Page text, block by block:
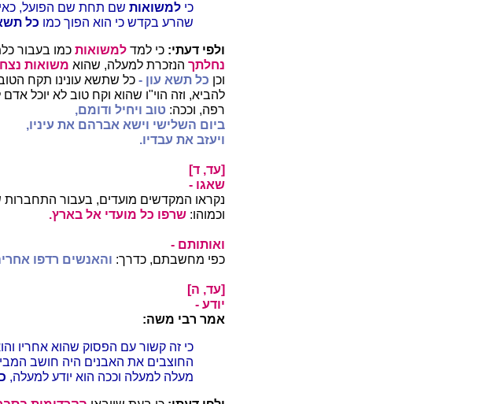
כי למשואות שם תחת שם הפועל,
שהרע בקדש כי הוא הפוך כמו כל
ולפי דעתי: כי למד למשואות כמו בעבור
נחלתך הנזכרת למעלה, שהוא משואות נצח
וכן כל תשא עון - כל שתשא עונינו תקח הטוב
להביא, וזה הוי"ו שהוא וקח טוב לא יוכל
רפה, וככה: טוב ויחיל ודומם,
ביום השלישי וישא אברהם את עיניו,
ויעזב את עבדיו.
[עד, ד]
שאגו -
נקראו המקדשים מועדים, בעבור
וכמוהו: שרפו כל מועדי אל בארץ.
ואותותם -
כפי מחשבתם, כדרך: והאנשים רדפו
[עד, ה]
יודע -
אמר רבי משה:
כי זה קשור עם הפסוק שהוא אחריו
החוצבים את האבנים היה חושב
מעלה למעלה וככה הוא יודע למעלה,